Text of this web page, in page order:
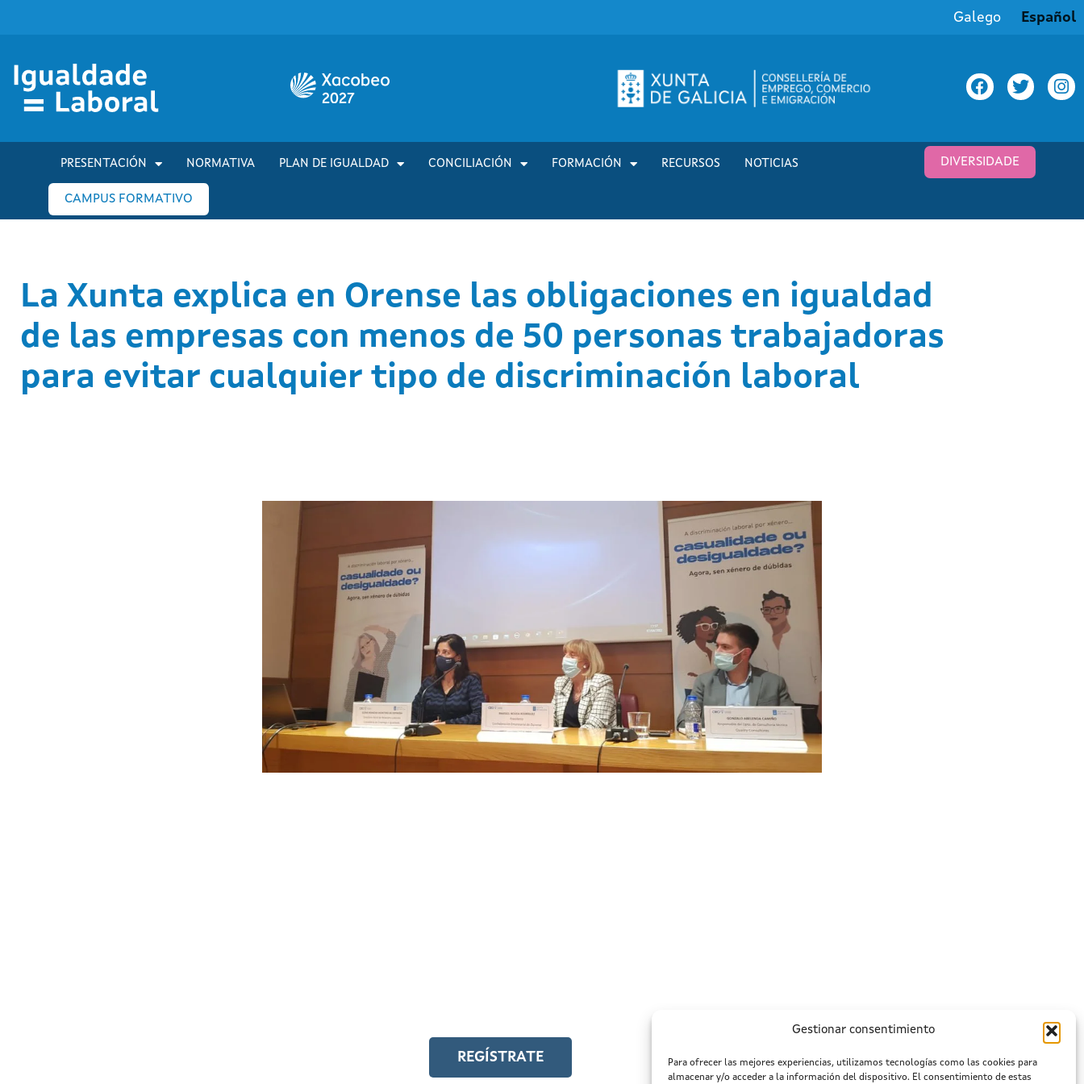
Gestionar consentimiento
Para ofrecer las mejores experiencias, utilizamos tecnologías como las cookies para
almacenar y/o acceder a la información del dispositivo. El consentimiento de estas
Galego Español
PRESENTACIÓN NORMATIVA PLAN DE IGUALDAD CONCILIACIÓN FORMACIÓN RECURSOS NOTICIAS DIVERSIDADE
CAMPUS FORMATIVO
La Xunta explica en Orense las obligaciones en igualdad
de las empresas con menos de 50 personas trabajadoras
para evitar cualquier tipo de discriminación laboral
REGÍSTRATE